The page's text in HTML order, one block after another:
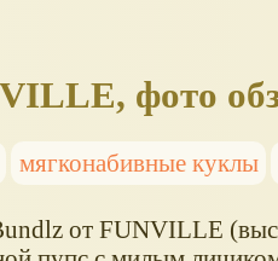
фото
мягконабивные куклы
от FUNVILLE